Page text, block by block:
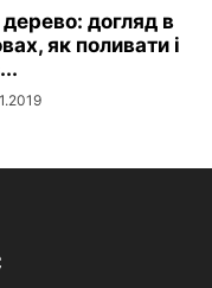
догляд в
як поливати і